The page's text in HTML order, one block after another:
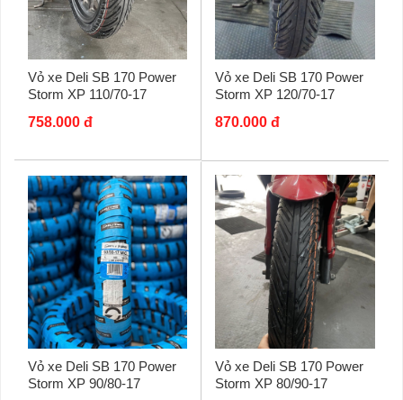
Vỏ xe Deli SB 170 Power
Storm XP 110/70-17
758.000 đ
Vỏ xe Deli SB 170 Power
Storm XP 120/70-17
870.000 đ
Vỏ xe Deli SB 170 Power
Storm XP 90/80-17
Vỏ xe Deli SB 170 Power
Storm XP 80/90-17